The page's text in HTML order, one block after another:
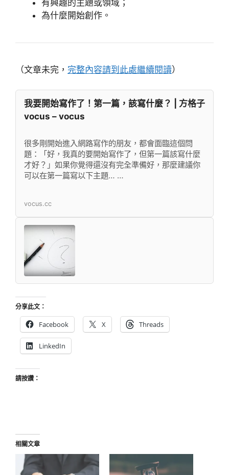
有興趣的主題或領域；
為什麼開始創作。
（文章未完， 完整內容請到此處繼續閱讀）
我要開始寫作了！第一篇，該寫什麼？ | 方格子
vocus – vocus
很多剛開始進入網路寫作的朋友，都會面臨這個問
題：「好，我真的要開始寫作了，但第一篇該寫什麼
才好？」如果你覺得還沒有完全準備好，那麼建議你
可以在第一篇寫以下主題… …
vocus.cc
分享此文：
Facebook X Threads
LinkedIn
請按讚：
相關文章